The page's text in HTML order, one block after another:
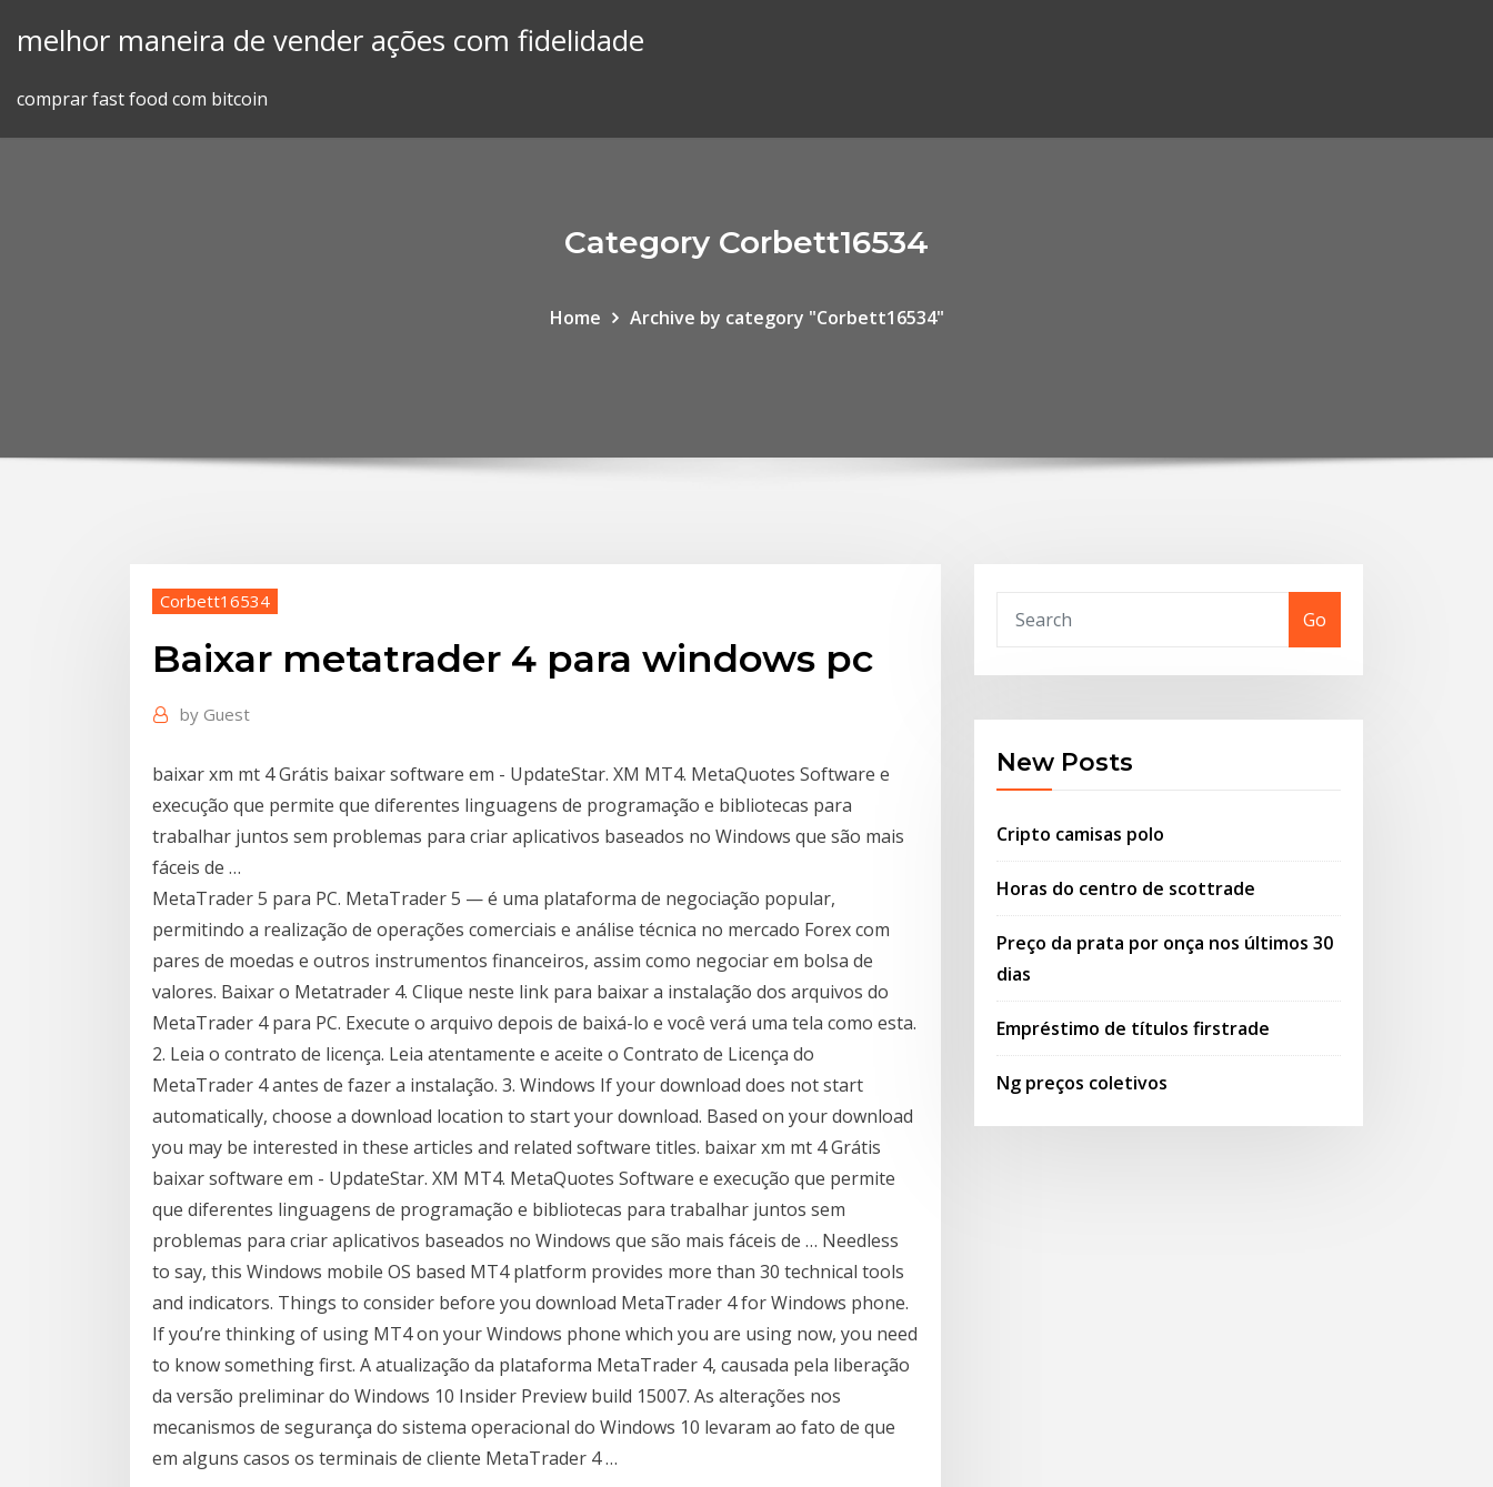
melhor maneira de vender ações com fidelidade
comprar fast food com bitcoin
Category Corbett16534
Home Archive by category "Corbett16534"
Corbett16534
Baixar metatrader 4 para windows pc
by Guest
baixar xm mt 4 Grátis baixar software em - UpdateStar. XM MT4. MetaQuotes Software e
execução que permite que diferentes linguagens de programação e bibliotecas para
trabalhar juntos sem problemas para criar aplicativos baseados no Windows que são mais
fáceis de …
MetaTrader 5 para PC. MetaTrader 5 — é uma plataforma de negociação popular,
permitindo a realização de operações comerciais e análise técnica no mercado Forex com
pares de moedas e outros instrumentos financeiros, assim como negociar em bolsa de
valores. Baixar o Metatrader 4. Clique neste link para baixar a instalação dos arquivos do
MetaTrader 4 para PC. Execute o arquivo depois de baixá-lo e você verá uma tela como esta.
2. Leia o contrato de licença. Leia atentamente e aceite o Contrato de Licença do
MetaTrader 4 antes de fazer a instalação. 3. Windows If your download does not start
automatically, choose a download location to start your download. Based on your download
you may be interested in these articles and related software titles. baixar xm mt 4 Grátis
baixar software em - UpdateStar. XM MT4. MetaQuotes Software e execução que permite
que diferentes linguagens de programação e bibliotecas para trabalhar juntos sem
problemas para criar aplicativos baseados no Windows que são mais fáceis de … Needless
to say, this Windows mobile OS based MT4 platform provides more than 30 technical tools
and indicators. Things to consider before you download MetaTrader 4 for Windows phone.
If you’re thinking of using MT4 on your Windows phone which you are using now, you need
to know something first. A atualização da plataforma MetaTrader 4, causada pela liberação
da versão preliminar do Windows 10 Insider Preview build 15007. As alterações nos
mecanismos de segurança do sistema operacional do Windows 10 levaram ao fato de que
em alguns casos os terminais de cliente MetaTrader 4 …
Go
New Posts
Cripto camisas polo
Horas do centro de scottrade
Preço da prata por onça nos últimos 30
dias
Empréstimo de títulos firstrade
Ng preços coletivos